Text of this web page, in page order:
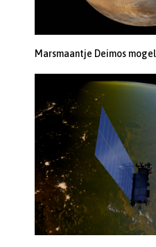
Marsmaantje Deimos